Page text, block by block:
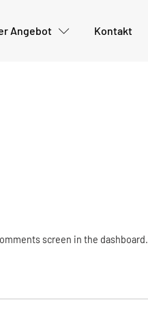
Angebot Kontakt
screen in the dashboard.